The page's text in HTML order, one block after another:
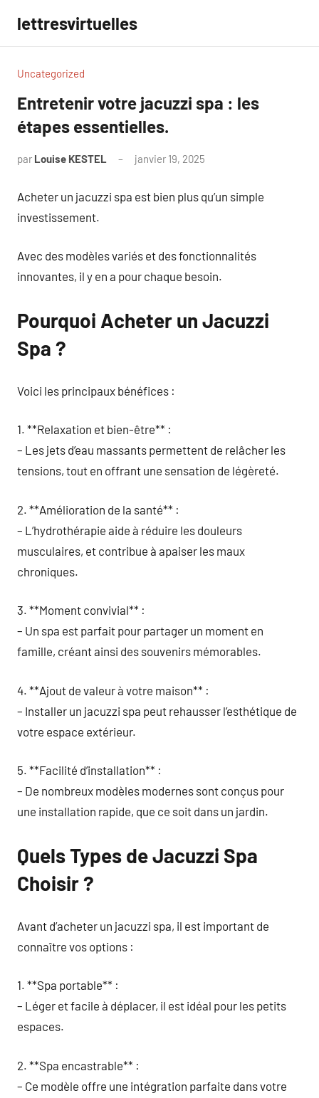
contenu
lettresvirtuelles
Uncategorized
Entretenir votre jacuzzi spa : les
étapes essentielles.
par Louise KESTEL janvier 19, 2025
Acheter un jacuzzi spa est bien plus qu’un simple
investissement.
Avec des modèles variés et des fonctionnalités
innovantes, il y en a pour chaque besoin.
Pourquoi Acheter un Jacuzzi
Spa ?
Voici les principaux bénéfices :
1. **Relaxation et bien-être** :
– Les jets d’eau massants permettent de relâcher les
tensions, tout en offrant une sensation de légèreté.
2. **Amélioration de la santé** :
– L’hydrothérapie aide à réduire les douleurs
musculaires, et contribue à apaiser les maux
chroniques.
3. **Moment convivial** :
– Un spa est parfait pour partager un moment en
famille, créant ainsi des souvenirs mémorables.
4. **Ajout de valeur à votre maison** :
– Installer un jacuzzi spa peut rehausser l’esthétique de
votre espace extérieur.
5. **Facilité d’installation** :
– De nombreux modèles modernes sont conçus pour
une installation rapide, que ce soit dans un jardin.
Quels Types de Jacuzzi Spa
Choisir ?
Avant d’acheter un jacuzzi spa, il est important de
connaître vos options :
1. **Spa portable** :
– Léger et facile à déplacer, il est idéal pour les petits
espaces.
2. **Spa encastrable** :
– Ce modèle offre une intégration parfaite dans votre